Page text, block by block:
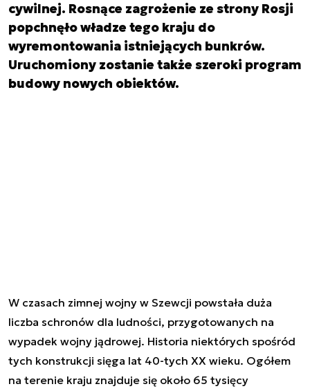
cywilnej. Rosnące zagrożenie ze strony Rosji
popchnęło władze tego kraju do
wyremontowania istniejących bunkrów.
Uruchomiony zostanie także szeroki program
budowy nowych obiektów.
W czasach zimnej wojny w Szewcji powstała duża
liczba schronów dla ludności, przygotowanych na
wypadek wojny jądrowej. Historia niektórych spośród
tych konstrukcji sięga lat 40-tych XX wieku. Ogółem
na terenie kraju znajduje się około 65 tysięcy